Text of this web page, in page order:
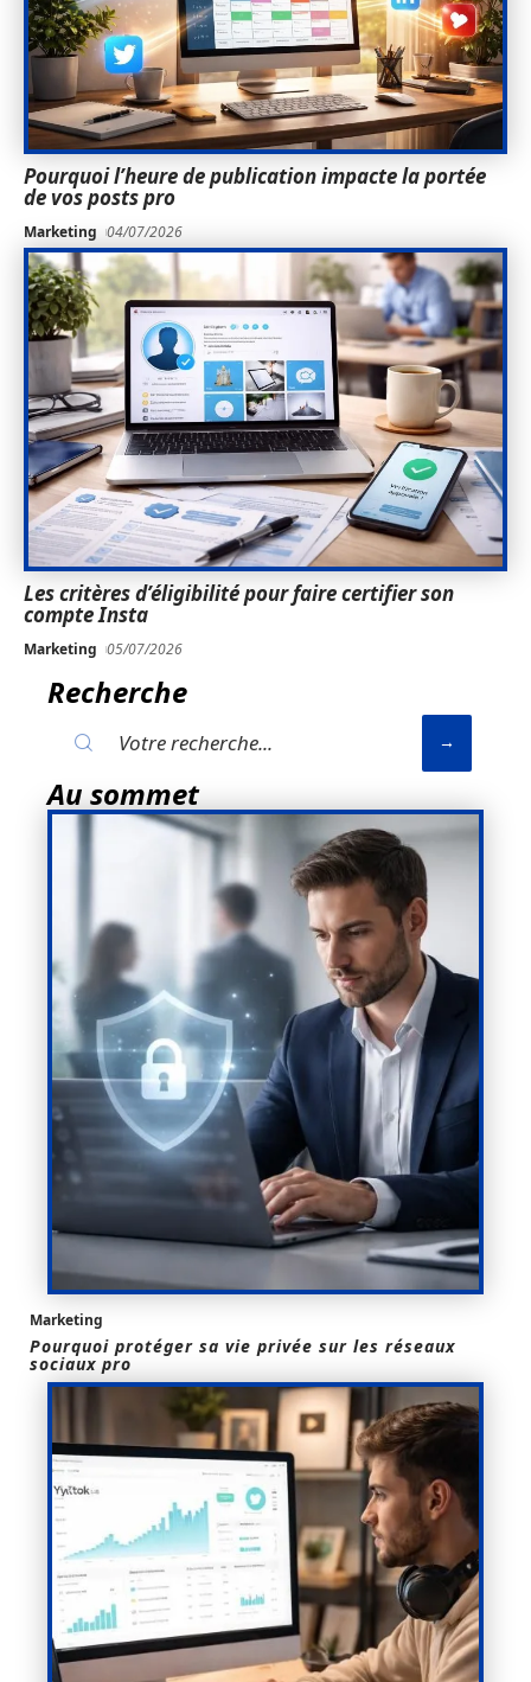
Pourquoi l’heure de publication impacte la portée
de vos posts pro
Marketing 04/07/2026
Les critères d’éligibilité pour faire certifier son
compte Insta
Marketing 05/07/2026
Recherche
Au sommet
Marketing
Pourquoi protéger sa vie privée sur les réseaux
sociaux pro